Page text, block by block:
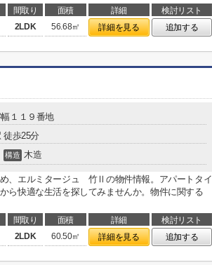
間取り 面積 詳細
検討リスト
2LDK 56.68㎡ 詳細を見る 追加する
１１９番地
徒歩25分
構造 木造
、エルミタージュ 竹Ⅱの物件情報。アパートタイ
ら快適な生活を探してみませんか。物件に関する
間取り 面積 詳細
検討リスト
2LDK 60.50㎡ 詳細を見る 追加する